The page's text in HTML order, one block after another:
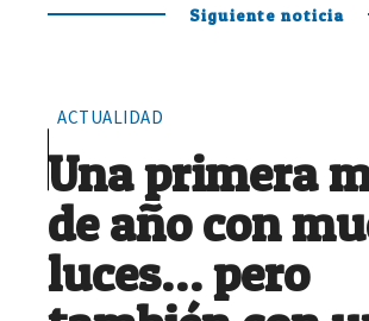
Siguiente noticia
ACTUALIDAD
Una primera
de año con
luces… pero